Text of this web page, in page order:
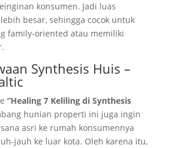
konsumen. Jadi luas
besar, sehingga cocok untuk
family-oriented atau memiliki
Synthesis Huis –
“Healing 7 Keliling di Synthesis
hunian properti ini juga ingin
asri ke rumah konsumennya
jauh ke luar kota. Oleh karena itu,